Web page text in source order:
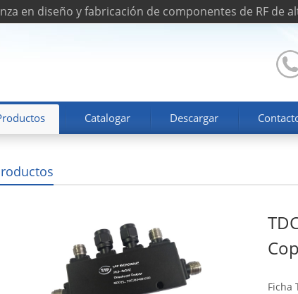
en diseño y fabricación de componentes de RF de
Catalogar Descargar
Ficha